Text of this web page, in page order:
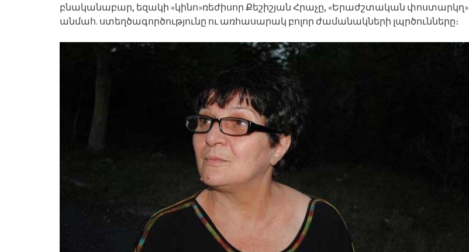
բնականաբար, եզակի «կինո»ռեժիսոր Քեշիշյան Հրաչը, «Երաժշտական փոստարկղ»
անմահ. ստեղծագործությունը ու առհասարակ բոլոր ժամանակների լպրծունները։